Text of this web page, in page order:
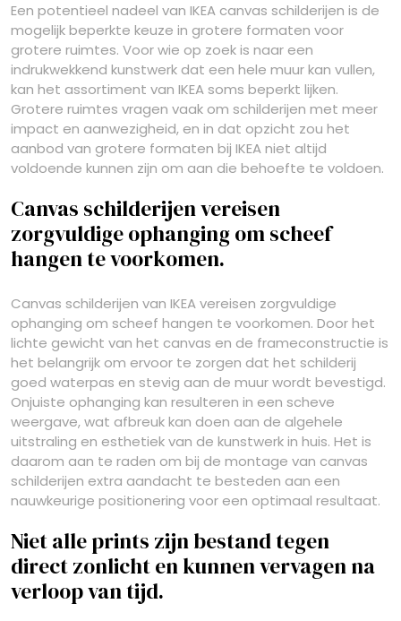
Een potentieel nadeel van IKEA canvas schilderijen is de
mogelijk beperkte keuze in grotere formaten voor
grotere ruimtes. Voor wie op zoek is naar een
indrukwekkend kunstwerk dat een hele muur kan vullen,
kan het assortiment van IKEA soms beperkt lijken.
Grotere ruimtes vragen vaak om schilderijen met meer
impact en aanwezigheid, en in dat opzicht zou het
aanbod van grotere formaten bij IKEA niet altijd
voldoende kunnen zijn om aan die behoefte te voldoen.
Canvas schilderijen vereisen
zorgvuldige ophanging om scheef
hangen te voorkomen.
Canvas schilderijen van IKEA vereisen zorgvuldige
ophanging om scheef hangen te voorkomen. Door het
lichte gewicht van het canvas en de frameconstructie is
het belangrijk om ervoor te zorgen dat het schilderij
goed waterpas en stevig aan de muur wordt bevestigd.
Onjuiste ophanging kan resulteren in een scheve
weergave, wat afbreuk kan doen aan de algehele
uitstraling en esthetiek van de kunstwerk in huis. Het is
daarom aan te raden om bij de montage van canvas
schilderijen extra aandacht te besteden aan een
nauwkeurige positionering voor een optimaal resultaat.
Niet alle prints zijn bestand tegen
direct zonlicht en kunnen vervagen na
verloop van tijd.